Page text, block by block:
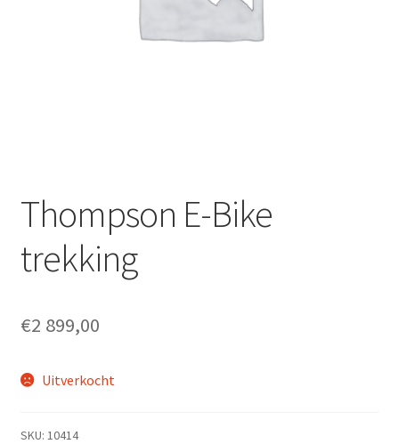
Onze winkel en werkplaats
Openingsuren
Over ons
Privacybeleid
Sluitingsdagen
Thompson E-Bike
trekking
€2 899,00
Uitverkocht
SKU: 10414